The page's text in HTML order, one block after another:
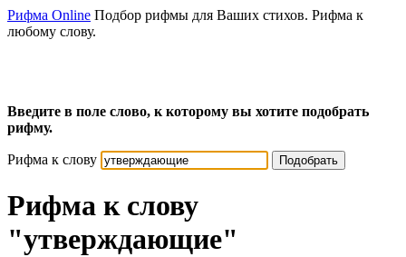
Рифма Online Подбор рифмы для Ваших стихов. Рифма к
любому слову.
Введите в поле слово, к которому вы хотите подобрать
рифму.
Рифма к слову Подобрать
Рифма к слову
"утверждающие"